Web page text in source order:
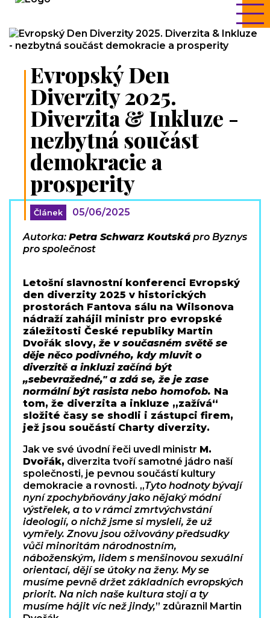
Evropský Den
Diverzity 2025.
Diverzita & Inkluze -
nezbytná součást
demokracie a
prosperity
Článek 05/06/2025
Autorka: Petra Schwarz Koutská pro Byznys
pro společnost
Letošní slavnostní konferenci Evropský
den diverzity 2025 v historických
prostorách Fantova sálu na Wilsonova
nádraží zahájil ministr pro evropské
záležitosti České republiky Martin
Dvořák slovy,že v současném světě se
děje něco podivného, kdy mluvit o
diverzitě a inkluzi začíná být
„sebevražedné," a zdá se, že je zase
normální být rasista nebo homofob. Na
tom, že diverzita a inkluze „zažívá“
složité časy se shodli i zástupci firem,
jež jsou součástí Charty diverzity.
Jak ve své úvodní řeči uvedl ministr M.
Dvořák, diverzita tvoří samotné jádro naší
společnosti, je pevnou součástí kultury
demokracie a rovnosti. „Tyto hodnoty bývají
nyní zpochybňovány jako nějaký módní
výstřelek, a to v rámci zmrtvýchvstání
ideologií, o nichž jsme si mysleli, že už
vymřely. Znovu jsou oživovány předsudky
vůči minoritám národnostním,
náboženským, lidem s menšinovou sexuální
orientací, dějí se útoky na ženy. My se
musíme pevně držet základních evropských
priorit. Na nich naše kultura stojí a ty
musíme hájit víc než jindy,” zdůraznil Martin